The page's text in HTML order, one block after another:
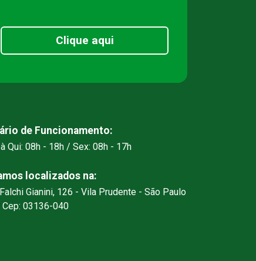
Clique aqui
de Funcionamento:
Qui: 08h - 18h / Sex: 08h - 17h
localizados na:
Falchi Gianini, 126 - Vila Prudente - São Paulo
Cep: 03136-040